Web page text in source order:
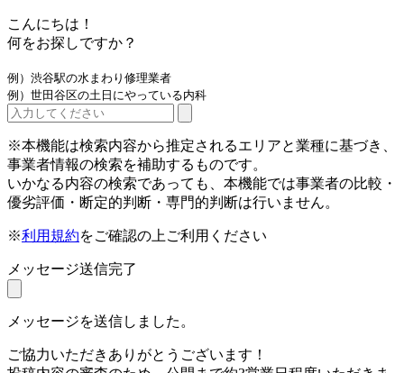
こんにちは！
何をお探しですか？
例）渋谷駅の水まわり修理業者
例）世田谷区の土日にやっている内科
※本機能は検索内容から推定されるエリアと業種に基づき、
事業者情報の検索を補助するものです。
いかなる内容の検索であっても、本機能では事業者の比較・
優劣評価・断定的判断・専門的判断は行いません。
※利用規約をご確認の上ご利用ください
メッセージ送信完了
メッセージを送信しました。
ご協力いただきありがとうございます！